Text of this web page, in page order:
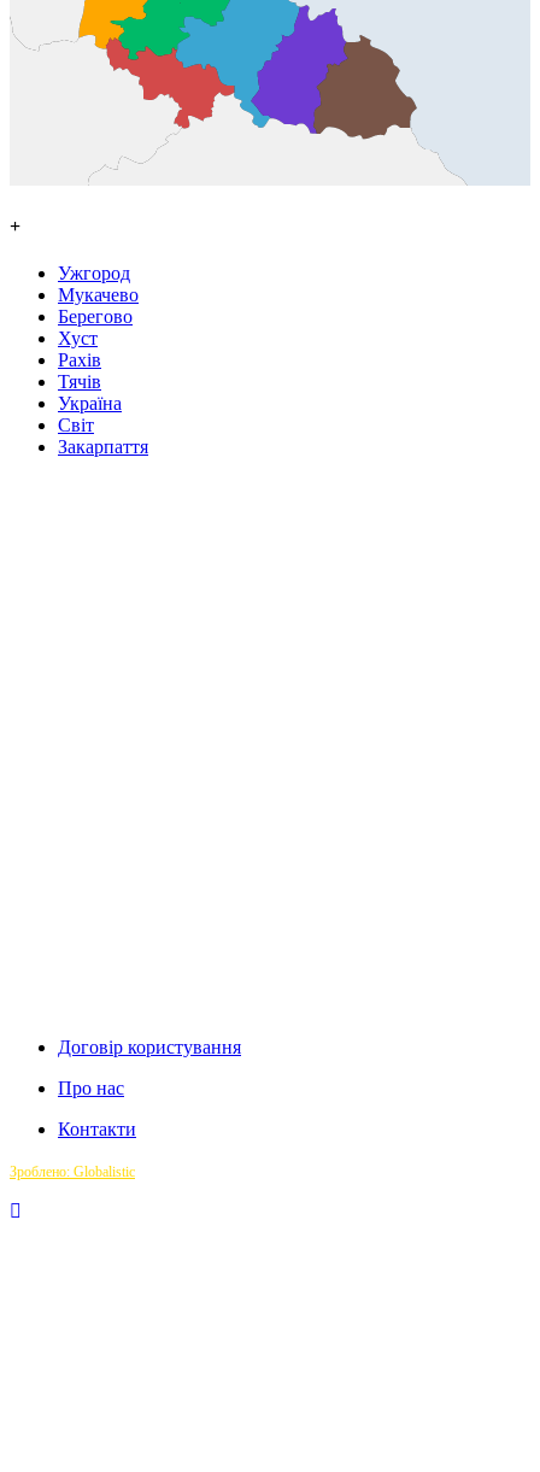
+
Ужгород
Мукачево
Берегово
Хуст
Рахів
Тячів
Україна
Світ
Закарпаття
Договір користування
Про нас
Контакти
Зроблено: Globalistic